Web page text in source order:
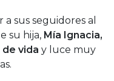
sus seguidores al
su hija, Mía Ignacia,
vida y luce muy